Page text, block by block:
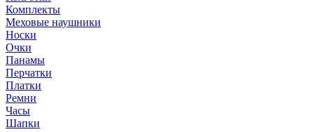
Комплекты
Меховые наушники
Носки
Очки
Панамы
Перчатки
Платки
Ремни
Часы
Шапки